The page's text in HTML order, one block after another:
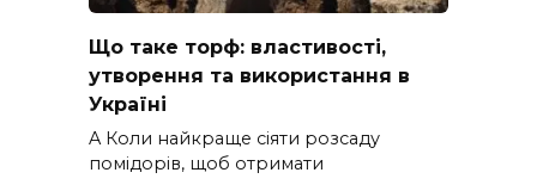
Що таке торф: властивості,
утворення та використання в
Україні
A Коли найкраще сіяти розсаду
помідорів, щоб отримати